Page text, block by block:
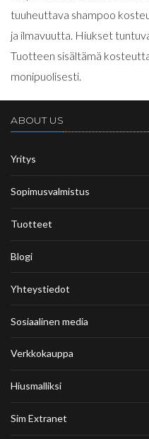
tuuheuttava shampoo
ja ilmavuutta. Hiukset
Tuotteen sisältämä
monipuolisesti.
ABOUT US
Yritys
Sopimusvalmistus
Tuotteet
Blogi
Yhteystiedot
Sosiaalinen media
Verkkokauppa
Hiusmalliksi
Sim Extranet